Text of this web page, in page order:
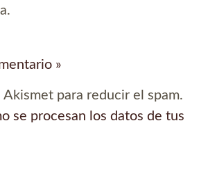
Akismet para reducir el spam.
se procesan los datos de tus